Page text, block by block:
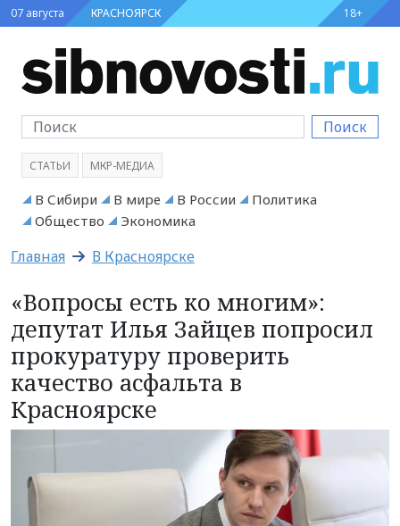
07 августа КРАСНОЯРСК 18+
Поиск
СТАТЬИ МКР-МЕДИА
В Сибири В мире В России
Политика
Общество
Экономика
Главная В Красноярске
«Вопросы есть ко многим»:
депутат Илья Зайцев попросил
прокуратуру проверить
качество асфальта в
Красноярске